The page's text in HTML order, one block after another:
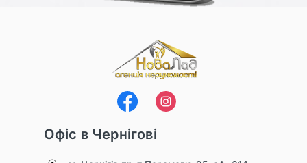
Офіс в Чернігові